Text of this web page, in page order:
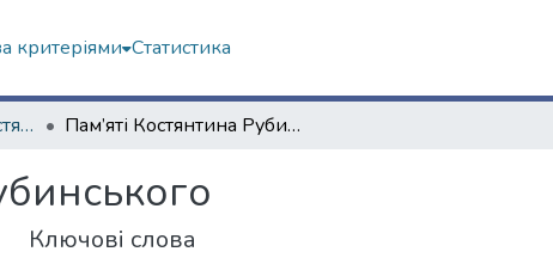
критеріями Статистика
Бiблiотекознавець Костянтин Iванович Рубинський (до 150-річчя від дня народження) Пам’яті Костянтина Рубинського
Ключові слова